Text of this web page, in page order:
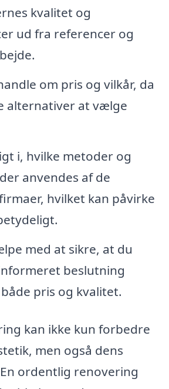
kvalitet og
ud fra referencer og
om pris og vilkår, da
alternativer at vælge
i, hvilke metoder og
anvendes af de
hvilket kan påvirke
med at sikre, at du
beslutning
pris og kvalitet.
kan ikke kun forbedre
men også dens
ordentlig renovering